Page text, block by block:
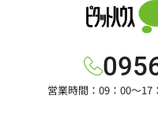
営業時間：09：00～